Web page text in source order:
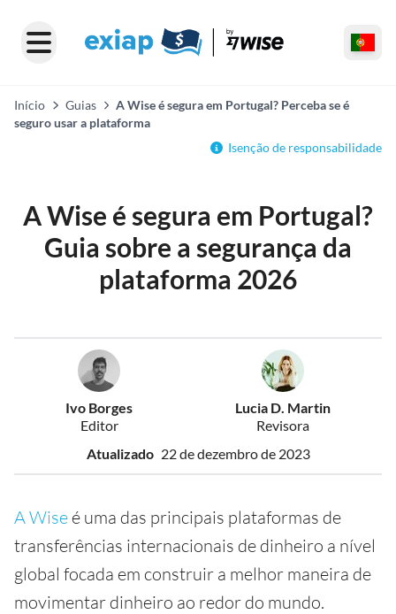
Início Guias
A Wise é segura em Portugal? Perceba se é
seguro usar a plataforma
Isenção de responsabilidade
A Wise é segura em Portugal?
Guia sobre a segurança da
plataforma 2026
Ivo Borges
Editor
Lucia D. Martin
Revisora
Atualizado 22 de dezembro de 2023
A Wise é uma das principais plataformas de
transferências internacionais de dinheiro a nível
global focada em construir a melhor maneira de
movimentar dinheiro ao redor do mundo.